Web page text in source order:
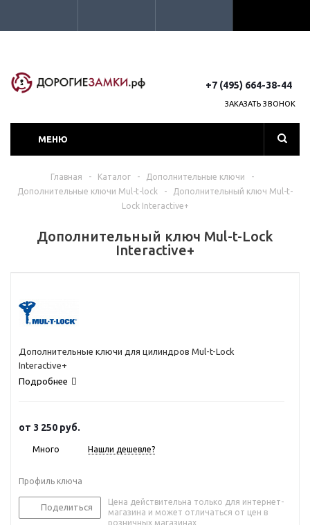
+7 (495) 664-38-44
ЗАКАЗАТЬ ЗВОНОК
МЕНЮ
Главная - Каталог - Дополнительные ключи
-
Дополнительные ключи Mul-t-lock
-
Дополнительный ключ Mul-t-
Lock Interactive+
Дополнительный ключ Mul-t-Lock
Interactive+
Дополнительные ключи для цилиндров Mul-t-Lock
Interactive+
Подробнее
от 3 250 руб.
Много Нашли дешевле?
Профиль ключа
Поделиться
Цена действительна только для интернет-
магазина и может отличаться от цен в
розничных магазинах